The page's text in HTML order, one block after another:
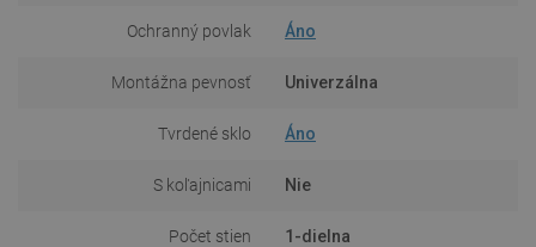
Ochranný povlak Áno
Montážna pevnosť Univerzálna
Tvrdené sklo Áno
S koľajnicami Nie
Počet stien 1-dielna